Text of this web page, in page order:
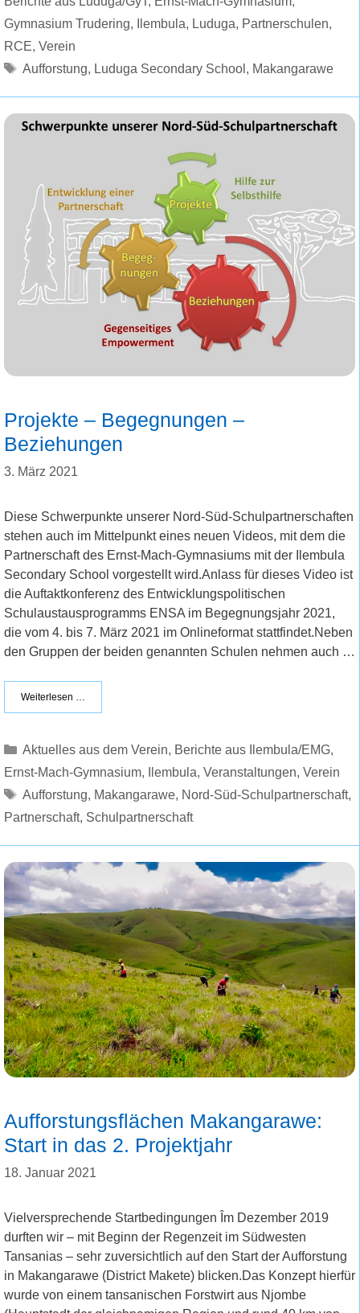
Gymnasium Trudering, Ilembula, Luduga, Partnerschulen,
RCE, Verein
Schlagwörter
Aufforstung, Luduga Secondary School , Makangarawe
Projekte – Begegnungen –
Beziehungen
3. März 2021
Diese Schwerpunkte unserer Nord-Süd-Schulpartnerschaften
stehen auch im Mittelpunkt eines neuen Videos, mit dem die
Partnerschaft des Ernst-Mach-Gymnasiums mit der Ilembula
Secondary School vorgestellt wird.Anlass für dieses Video ist
die Auftaktkonferenz des Entwicklungspolitischen
Schulaustausprogramms ENSA im Begegnungsjahr 2021,
die vom 4. bis 7. März 2021 im Onlineformat stattfindet.Neben
den Gruppen der beiden genannten Schulen nehmen auch …
Weiterlesen …
Kategorien
Aktuelles aus dem Verein, Berichte aus Ilembula/EMG,
Ernst-Mach-Gymnasium, Ilembula, Veranstaltungen, Verein
Schlagwörter
Aufforstung, Makangarawe, Nord-Süd-Schulpartnerschaft,
Partnerschaft, Schulpartnerschaft
Aufforstungsflächen Makangarawe:
Start in das 2. Projektjahr
18. Januar 2021
Vielversprechende Startbedingungen Îm Dezember 2019
durften wir – mit Beginn der Regenzeit im Südwesten
Tansanias – sehr zuversichtlich auf den Start der Aufforstung
in Makangarawe (District Makete) blicken.Das Konzept hierfür
wurde von einem tansanischen Forstwirt aus Njombe